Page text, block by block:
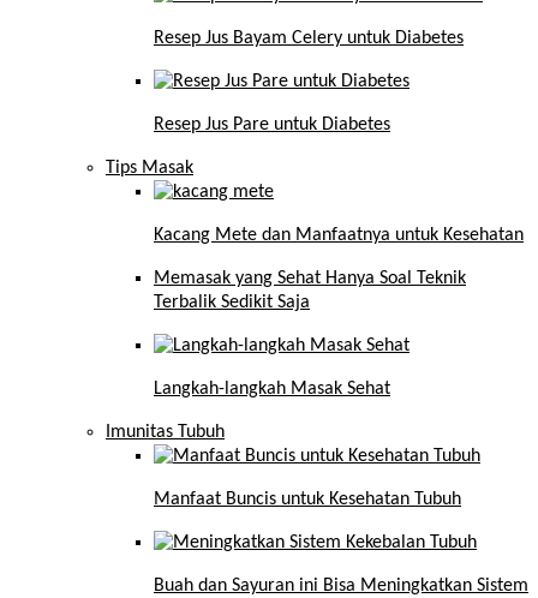
Resep Jus Bayam Celery untuk Diabetes
Resep Jus Pare untuk Diabetes
Tips Masak
Kacang Mete dan Manfaatnya untuk Kesehatan
Memasak yang Sehat Hanya Soal Teknik
Terbalik Sedikit Saja
Langkah-langkah Masak Sehat
Imunitas Tubuh
Manfaat Buncis untuk Kesehatan Tubuh
Buah dan Sayuran ini Bisa Meningkatkan Sistem